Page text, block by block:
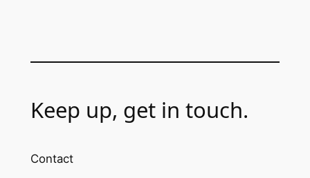
Keep up, get in touch.
Contact